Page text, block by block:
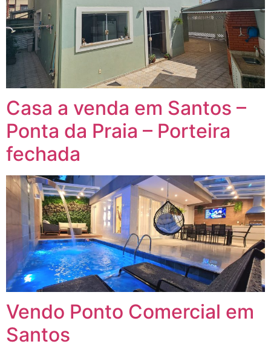
Casa a venda em Santos –
Ponta da Praia – Porteira
fechada
Vendo Ponto Comercial em
Santos